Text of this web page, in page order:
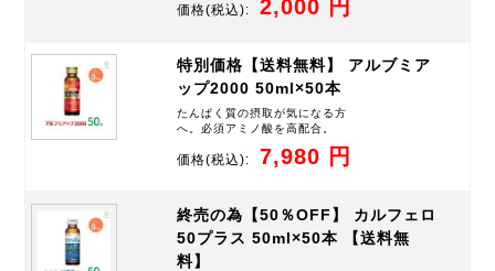
価格(税込): 2,000 円
特別価格【送料無料】 アルブミア
ップ2000 50ml×50本
たんぱく質の摂取が気になる方
へ。必須アミノ酸を高配合。
価格(税込): 7,980 円
終売の為【50％OFF】 カルフェロ
50プラス 50ml×50本 【送料無
料】